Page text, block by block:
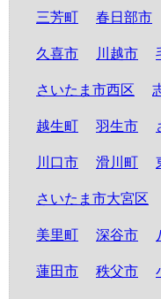
三芳町 春日部市
久喜市 川越市
さいたま市西区
越生町 羽生市
川口市 滑川町
さいたま市大宮区
美里町 深谷市
蓮田市 秩父市